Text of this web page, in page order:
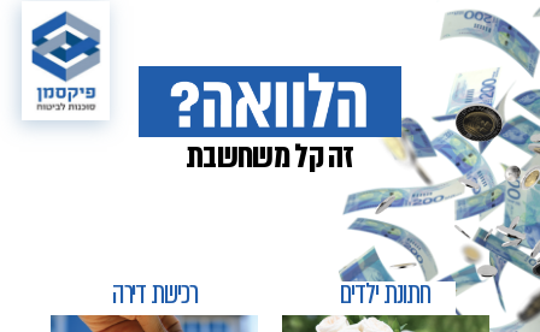
זה קל משחשבת
חתונת ילדים רכישת דירה